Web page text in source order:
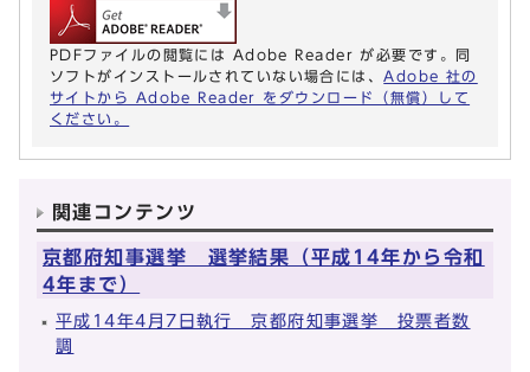
PDFファイルの閲覧には Adobe Reader が必要です。同
ソフトがインストールされていない場合には、 Adobe 社の
サイトから Adobe Reader をダウンロード（無償）して
ください。
関連コンテンツ
京都府知事選挙 選挙結果（平成14年から令和
4年まで）
平成14年4月7日執行 京都府知事選挙 投票者数
調